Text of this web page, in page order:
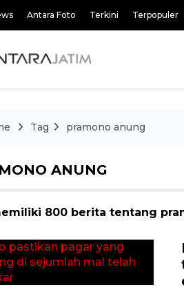
Antara Foto Terkini Terpopuler
Tag pramono anung
ANUNG
800 berita tentang